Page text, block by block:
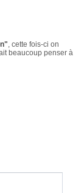
, cette fois-ci on
beaucoup penser à